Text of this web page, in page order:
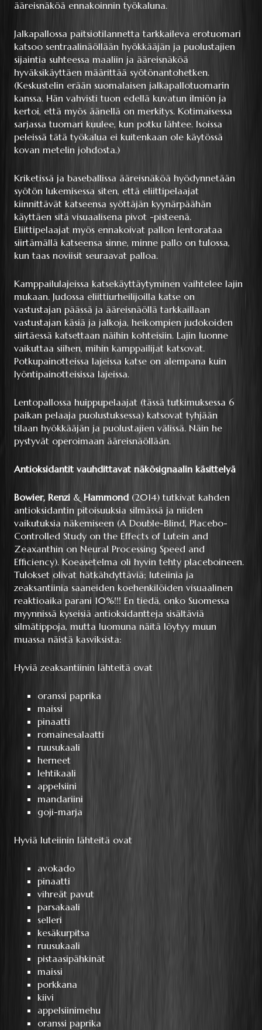
ääreisnäköä ennakoinnin työkaluna.
Jalkapallossa paitsiotilannetta tarkkaileva erotuomari
katsoo sentraalinäöllään hyökkääjän ja puolustajien
sijaintia suhteessa maaliin ja ääreisnäköä
hyväksikäyttäen määrittää syötönantohetken.
(Keskustelin erään suomalaisen jalkapallotuomarin
kanssa. Hän vahvisti tuon edellä kuvatun ilmiön ja
kertoi, että myös äänellä on merkitys. Kotimaisessa
sarjassa tuomari kuulee, kun potku lähtee. Isoissa
peleissä tätä työkalua ei kuitenkaan ole käytössä
kovan metelin johdosta.)
Kriketissä ja baseballissa ääreisnäköä hyödynnetään
syötön lukemisessa siten, että eliittipelaajat
kiinnittävät katseensa syöttäjän kyynärpäähän
käyttäen sitä visuaalisena pivot -pisteenä.
Eliittipelaajat myös ennakoivat pallon lentorataa
siirtämällä katseensa sinne, minne pallo on tulossa,
kun taas noviisit seuraavat palloa.
Kamppailulajeissa katsekäyttäytyminen vaihtelee lajin
mukaan. Judossa eliittiurheilijoilla katse on
vastustajan päässä ja ääreisnäöllä tarkkaillaan
vastustajan käsiä ja jalkoja, heikompien judokoiden
siirtäessä katsettaan näihin kohteisiin. Lajin luonne
vaikuttaa siihen, mihin kamppailijat katsovat.
Potkupainotteissa lajeissa katse on alempana kuin
lyöntipainotteisissa lajeissa.
Lentopallossa huippupelaajat (tässä tutkimuksessa 6
paikan pelaaja puolustuksessa) katsovat tyhjään
tilaan hyökkääjän ja puolustajien välissä. Näin he
pystyvät operoimaan ääreisnäöllään.
Antioksidantit vauhdittavat näkösignaalin käsittelyä
Bowier, Renzi & Hammond (2014) tutkivat kahden
antioksidantin pitoisuuksia silmässä ja niiden
vaikutuksia näkemiseen (A Double-Blind, Placebo-
Controlled Study on the Effects of Lutein and
Zeaxanthin on Neural Processing Speed and
Efficiency). Koeasetelma oli hyvin tehty placeboineen.
Tulokset olivat hätkähdyttäviä; luteiinia ja
zeaksantiinia saaneiden koehenkilöiden visuaalinen
reaktioaika parani 10%!!! En tiedä, onko Suomessa
myynnissä kyseisiä antioksidantteja sisältäviä
silmätippoja, mutta luomuna näitä löytyy muun
muassa näistä kasviksista:
Hyviä zeaksantiinin lähteitä ovat
oranssi paprika
maissi
pinaatti
romainesalaatti
ruusukaali
herneet
lehtikaali
appelsiini
mandariini
goji-marja
Hyviä luteiinin lähteitä ovat
avokado
pinaatti
vihreät pavut
parsakaali
selleri
kesäkurpitsa
ruusukaali
pistaasipähkinät
maissi
porkkana
kiivi
appelsiinimehu
oranssi paprika